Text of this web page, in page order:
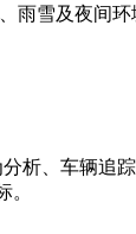
雨雪及夜间环
析、车辆追